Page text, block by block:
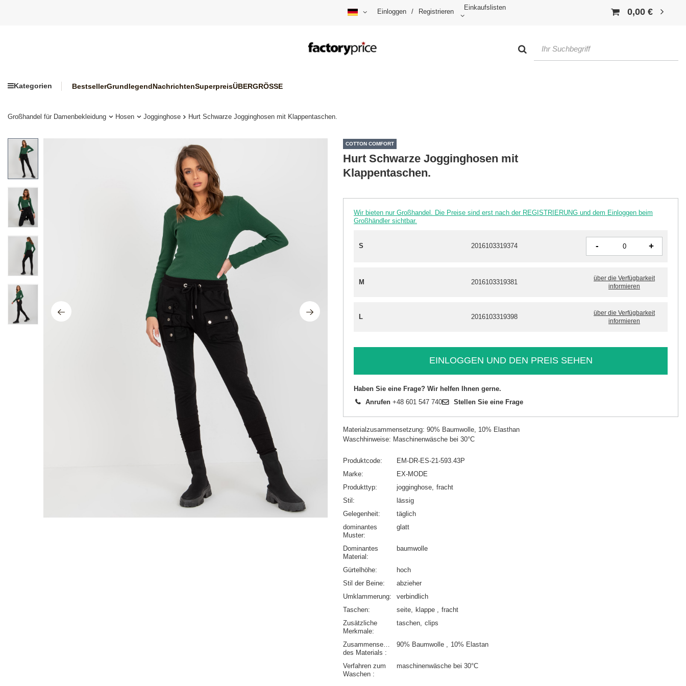
Einloggen / Registrieren
Einkaufslisten 0,00 €
Kategorien BestsellerGrundlegendNachrichtenSuperpreisÜBERGRÖSSE
Großhandel für Damenbekleidung Hosen Jogginghose Hurt Schwarze Jogginghosen mit Klappentaschen.
COTTON COMFORT
Hurt Schwarze Jogginghosen mit
Klappentaschen.
Wir bieten nur Großhandel. Die Preise sind erst nach der REGISTRIERUNG und dem Einloggen beim
Großhändler sichtbar.
S 2016103319374 - +
M 2016103319381
über die Verfügbarkeit
informieren
L 2016103319398
über die Verfügbarkeit
informieren
EINLOGGEN UND DEN PREIS SEHEN
Haben Sie eine Frage? Wir helfen Ihnen gerne.
Anrufen +48 601 547 740 Stellen Sie eine Frage
Materialzusammensetzung: 90% Baumwolle, 10% Elasthan
Waschhinweise: Maschinenwäsche bei 30°C
Produktcode
EM-DR-ES-21-593.43P
Marke
EX-MODE
Produkttyp
jogginghose fracht
Stil
lässig
Gelegenheit
täglich
dominantes
Muster
glatt
Dominantes
Material
baumwolle
Gürtelhöhe
hoch
Stil der Beine
abzieher
Umklammerung
verbindlich
Taschen
seite klappe
fracht
Zusätzliche
Merkmale
taschen clips
Zusammensetzung
des Materials
90% Baumwolle 10% Elastan
Verfahren zum
Waschen
maschinenwäsche bei 30°C